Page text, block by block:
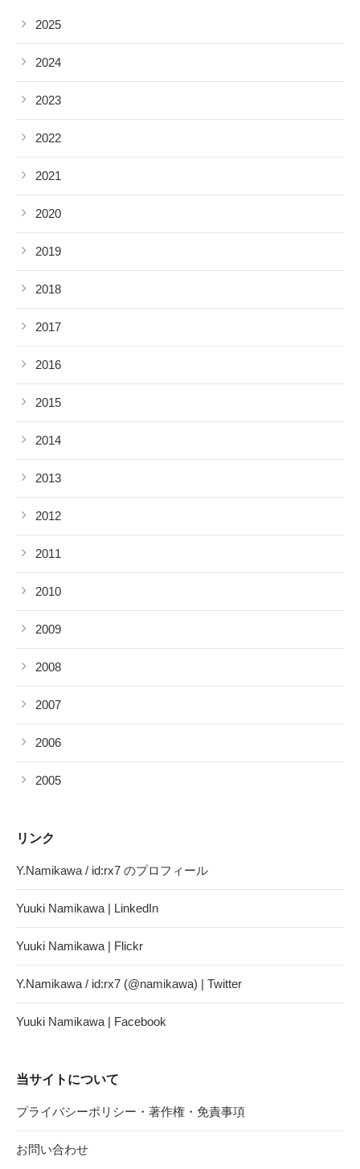
2025
2024
2023
2022
2021
2020
2019
2018
2017
2016
2015
2014
2013
2012
2011
2010
2009
2008
2007
2006
2005
リンク
Y.Namikawa / id:rx7 のプロフィール
Yuuki Namikawa | LinkedIn
Yuuki Namikawa | Flickr
Y.Namikawa / id:rx7 (@namikawa) | Twitter
Yuuki Namikawa | Facebook
当サイトについて
プライバシーポリシー・著作権・免責事項
お問い合わせ